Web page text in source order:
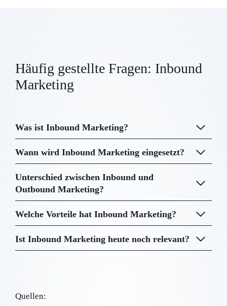
Häufig gestellte Fragen: Inbound
Marketing
Was ist Inbound Marketing?
Wann wird Inbound Marketing eingesetzt?
Unterschied zwischen Inbound und
Outbound Marketing?
Welche Vorteile hat Inbound Marketing?
Ist Inbound Marketing heute noch relevant?
Quellen: